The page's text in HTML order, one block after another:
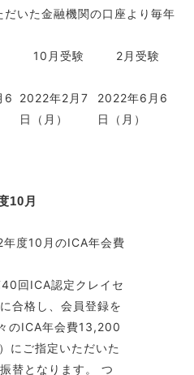
いた金融機関の口座より毎年
10月受験 2月受験
6
2022年2月7
日（月）
2022年6月6
日（月）
10月
度10月のICA年会費
回ICA認定クレイセ
合格し、会員登録を
のICA年会費13,200
にご指定いただいた
替となります。 つ